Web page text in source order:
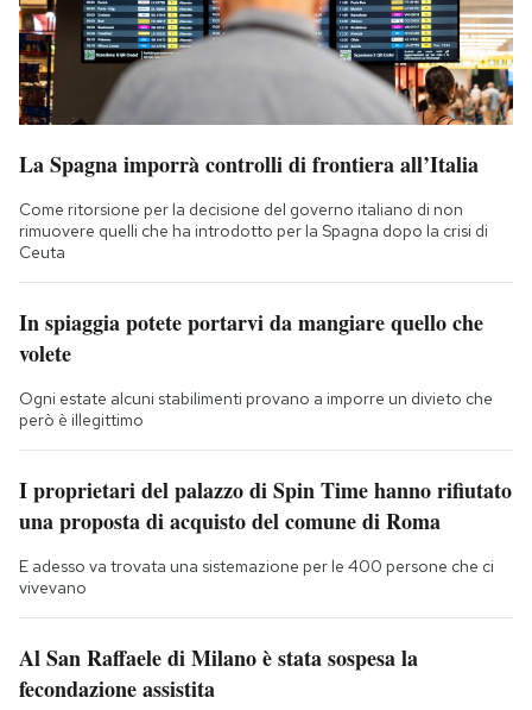
La Spagna imporrà controlli di frontiera all’Italia
Come ritorsione per la decisione del governo italiano di non
rimuovere quelli che ha introdotto per la Spagna dopo la crisi di
Ceuta
In spiaggia potete portarvi da mangiare quello che
volete
Ogni estate alcuni stabilimenti provano a imporre un divieto che
però è illegittimo
I proprietari del palazzo di Spin Time hanno rifiutato
una proposta di acquisto del comune di Roma
E adesso va trovata una sistemazione per le 400 persone che ci
vivevano
Al San Raffaele di Milano è stata sospesa la
fecondazione assistita